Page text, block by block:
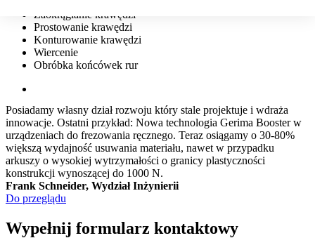
Zaokrąglanie krawędzi
Prostowanie krawędzi
Konturowanie krawędzi
Wiercenie
Obróbka końcówek rur
Posiadamy własny dział rozwoju który stale projektuje i wdraża
innowacje. Ostatni przykład: Nowa technologia Gerima Booster w
urządzeniach do frezowania ręcznego. Teraz osiągamy o 30-80%
większą wydajność usuwania materiału, nawet w przypadku
arkuszy o wysokiej wytrzymałości o granicy plastyczności
konstrukcji wynoszącej do 1000 N.
Frank Schneider, Wydział Inżynierii
Do przeglądu
Wypełnij formularz kontaktowy